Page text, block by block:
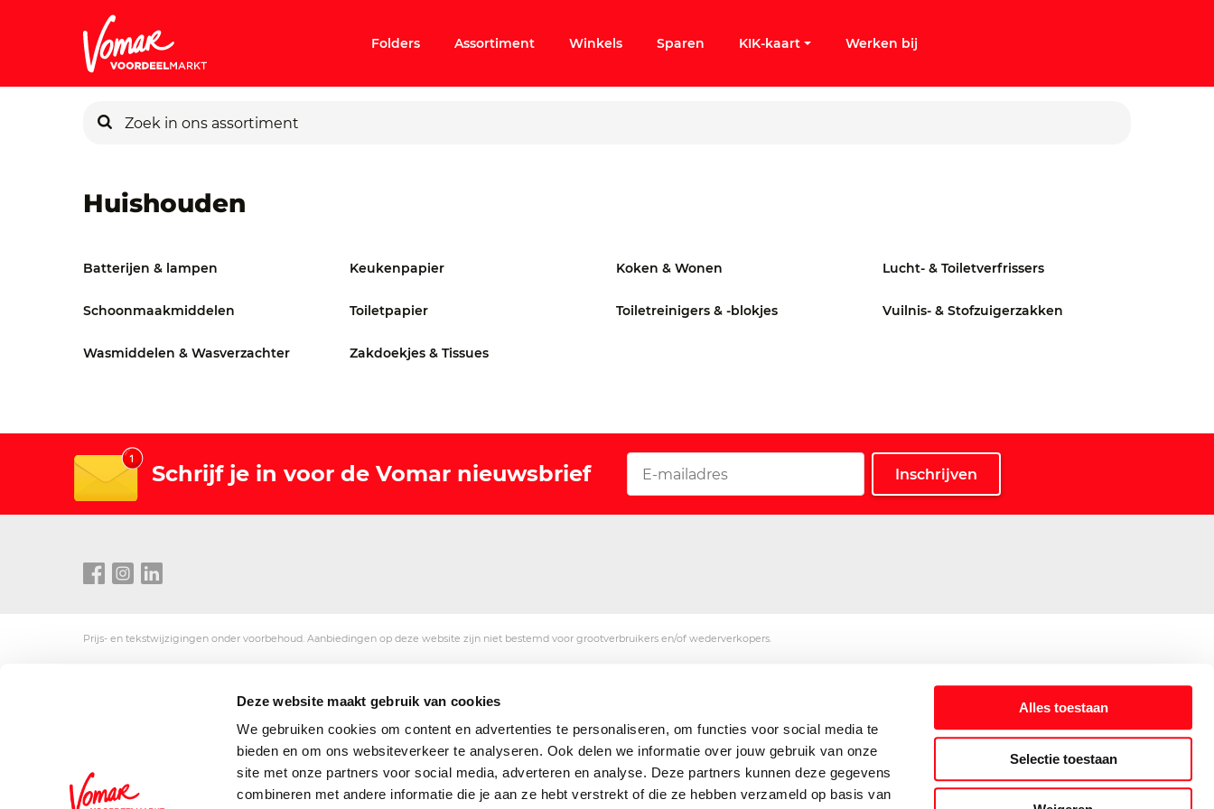
Deze website maakt gebruik van cookies
We gebruiken cookies om content en advertenties te personaliseren, om functies voor social media te
bieden en om ons websiteverkeer te analyseren. Ook delen we informatie over jouw gebruik van onze
site met onze partners voor social media, adverteren en analyse. Deze partners kunnen deze gegevens
combineren met andere informatie die je aan ze hebt verstrekt of die ze hebben verzameld op basis van
Alles toestaan
Selectie toestaan
Persoonlijk KIK-account
Folders Assortiment Winkels Sparen KIK-kaart Werken bij
Huishouden
Batterijen & lampen Keukenpapier Koken & Wonen Lucht- & Toiletverfrissers
Schoonmaakmiddelen Toiletpapier Toiletreinigers & -blokjes Vuilnis- & Stofzuigerzakken
Wasmiddelen & Wasverzachter Zakdoekjes & Tissues
Schrijf je in voor de Vomar nieuwsbrief
Prijs- en tekstwijzigingen onder voorbehoud. Aanbiedingen op deze website zijn niet bestemd voor grootverbruikers en/of wederverkopers.